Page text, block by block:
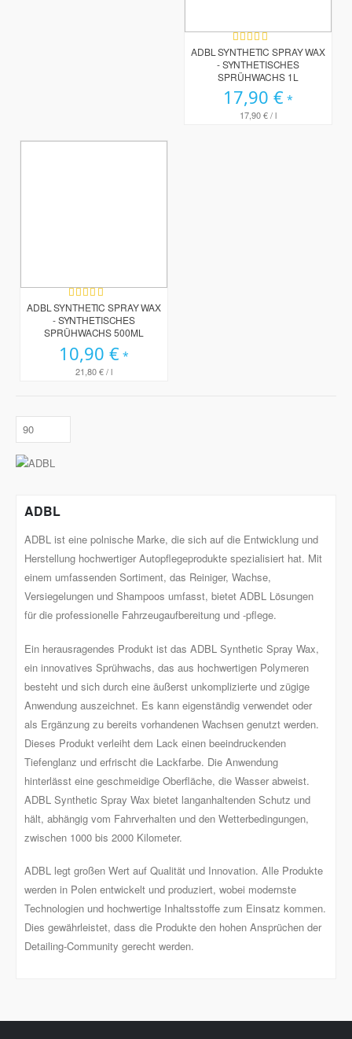
Bewertung:
100%
ADBL SYNTHETIC SPRAY WAX
- SYNTHETISCHES
SPRÜHWACHS 1L
17,90 €
17,90 €/ l
Bewertung:
94%
ADBL SYNTHETIC SPRAY WAX
- SYNTHETISCHES
SPRÜHWACHS 500ML
10,90 €
21,80 €/ l
ADBL
ADBL ist eine polnische Marke, die sich auf die Entwicklung und
Herstellung hochwertiger Autopflegeprodukte spezialisiert hat. Mit
einem umfassenden Sortiment, das Reiniger, Wachse,
Versiegelungen und Shampoos umfasst, bietet ADBL Lösungen
für die professionelle Fahrzeugaufbereitung und -pflege.
Ein herausragendes Produkt ist das ADBL Synthetic Spray Wax,
ein innovatives Sprühwachs, das aus hochwertigen Polymeren
besteht und sich durch eine äußerst unkomplizierte und zügige
Anwendung auszeichnet. Es kann eigenständig verwendet oder
als Ergänzung zu bereits vorhandenen Wachsen genutzt werden.
Dieses Produkt verleiht dem Lack einen beeindruckenden
Tiefenglanz und erfrischt die Lackfarbe. Die Anwendung
hinterlässt eine geschmeidige Oberfläche, die Wasser abweist.
ADBL Synthetic Spray Wax bietet langanhaltenden Schutz und
hält, abhängig vom Fahrverhalten und den Wetterbedingungen,
zwischen 1000 bis 2000 Kilometer.
ADBL legt großen Wert auf Qualität und Innovation. Alle Produkte
werden in Polen entwickelt und produziert, wobei modernste
Technologien und hochwertige Inhaltsstoffe zum Einsatz kommen.
Dies gewährleistet, dass die Produkte den hohen Ansprüchen der
Detailing-Community gerecht werden.